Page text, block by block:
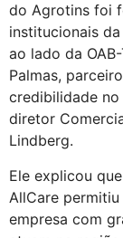
do Agrotins foi
institucionais
ao lado da
Palmas,
credibilidade no
diretor
Lindberg.
Ele explicou
AllCare
empresa com